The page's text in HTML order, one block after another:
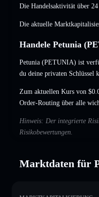
Die Handelsaktivität über
Die aktuelle
Handele Petunia
Petunia (PETUNIA) ist
du deine privaten Schlüssel
Zum aktuellen Kurs von
Order-Routing über alle
Hinweis: Der integrierte
Risikobewertungen.
Marktdaten für